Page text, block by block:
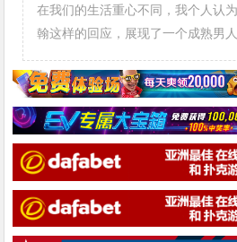
在我们的生活重心不同，我个人认
翰这样的回应，展现了一个成熟男